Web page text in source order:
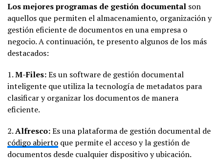
Los mejores programas de gestión documental son
aquellos que permiten el almacenamiento, organización y
gestión eficiente de documentos en una empresa o
negocio. A continuación, te presento algunos de los más
destacados:
1.M-Files:Es un software de gestión documental
inteligente que utiliza la tecnología de metadatos para
clasificar y organizar los documentos de manera
eficiente.
2.Alfresco:Es una plataforma de gestión documental de
código abierto que permite el acceso y la gestión de
documentos desde cualquier dispositivo y ubicación.